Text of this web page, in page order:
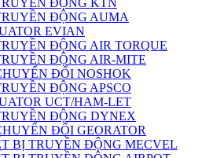
ĐỘNG KTN
ĐỘNG AUMA
EVIAN
ĐỘNG AIR TORQUE
ĐỘNG AIR-MITE
ĐỔI NOSHOK
ĐỘNG APSCO
UCT/HAM-LET
ĐỘNG DYNEX
ĐỔI GEORATOR
BỊ TRUYỀN ĐỘNG MECVEL